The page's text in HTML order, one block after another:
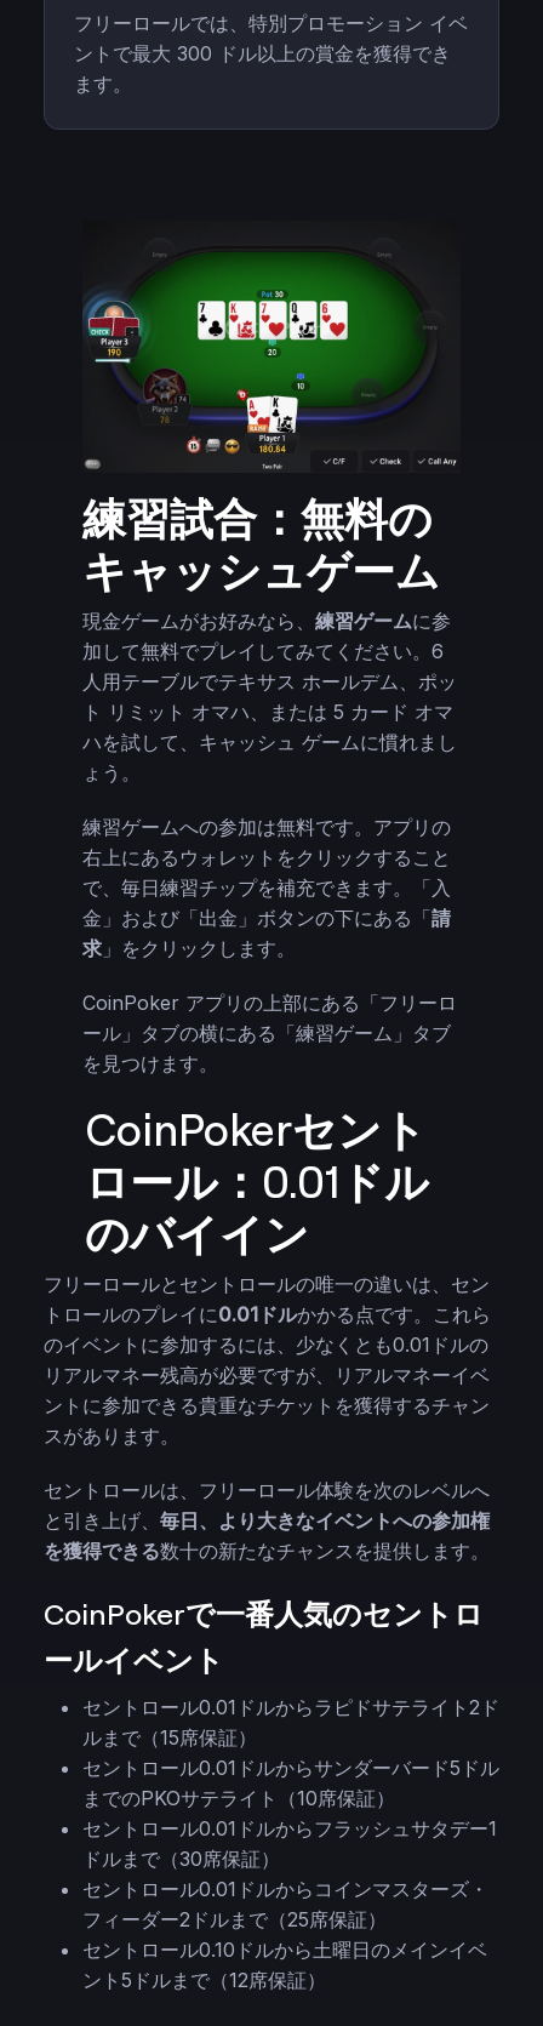
フリーロールでは、特別プロモーション イベ
ントで最大 300 ドル以上の賞金を獲得でき
ます。
練習試合：無料の
キャッシュゲーム
現金ゲームがお好みなら、 練習ゲームに参
加して無料でプレイしてみてください。6
人用テーブルでテキサス ホールデム、ポッ
ト リミット オマハ、または 5 カード オマ
ハを試して、キャッシュ ゲームに慣れまし
ょう。
練習ゲームへの参加は無料です。アプリの
右上にあるウォレットをクリックすること
で、毎日練習チップを補充できます。「入
金」および「出金」ボタンの下にある「請
求 」をクリックします。
CoinPoker アプリの上部にある「フリーロ
ール」タブの横にある「練習ゲーム」タブ
を見つけます。
CoinPokerセント
ロール：0.01ドル
のバイイン
フリーロールとセントロールの唯一の違いは、セン
トロールのプレイに0.01ドルかかる点です。これら
のイベントに参加するには、少なくとも0.01ドルの
リアルマネー残高が必要ですが、リアルマネーイベ
ントに参加できる貴重なチケットを獲得するチャン
スがあります。
セントロールは、フリーロール体験を次のレベルへ
と引き上げ、 毎日、より大きなイベントへの参加権
を獲得できる数十の新たなチャンスを提供します。
CoinPokerで一番人気のセントロ
ールイベント
セントロール0.01ドルからラピドサテライト2ド
ルまで（15席保証）
セントロール0.01ドルからサンダーバード5ドル
までのPKOサテライト（10席保証）
セントロール0.01ドルからフラッシュサタデー1
ドルまで（30席保証）
セントロール0.01ドルからコインマスターズ・
フィーダー2ドルまで（25席保証）
セントロール0.10ドルから土曜日のメインイベ
ント5ドルまで（12席保証）